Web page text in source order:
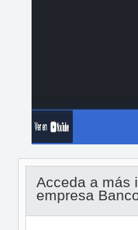
Acceda a más
empresa